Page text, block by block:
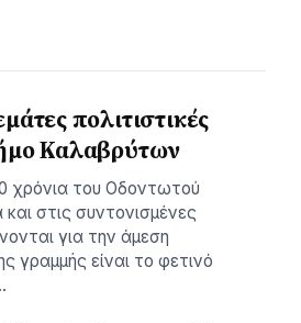
πολιτιστικές
Καλαβρύτων
χρόνια του Οδοντωτού
στις συντονισμένες
για την άμεση
γραμμής είναι το φετινό